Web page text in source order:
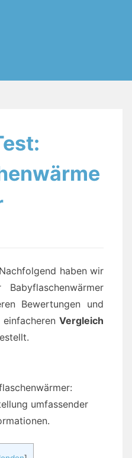
Nachfolgend haben wir
Bewertungen und
Vergleich
umfassender